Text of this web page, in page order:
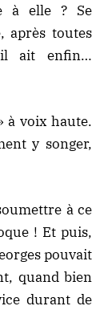
à elle ? Se
après toutes
ait enfin…
à voix haute.
y songer,
à ce
! Et puis,
pouvait
quand bien
durant de